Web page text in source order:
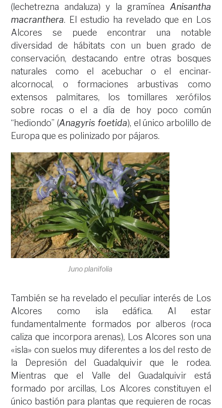
(lechetrezna andaluza) y la gramínea Anisantha
macranthera. El estudio ha revelado que en Los
Alcores se puede encontrar una notable
diversidad de hábitats con un buen grado de
conservación, destacando entre otras bosques
naturales como el acebuchar o el encinar-
alcornocal, o formaciones arbustivas como
extensos palmitares, los tomillares xerófilos
sobre rocas o el a día de hoy poco común
“hediondo” (Anagyris foetida), el único arbolillo de
Europa que es polinizado por pájaros.
Juno planifolia
También se ha revelado el peculiar interés de Los
Alcores como isla edáfica. Al estar
fundamentalmente formados por alberos (roca
caliza que incorpora arenas), Los Alcores son una
«isla» con suelos muy diferentes a los del resto de
la Depresión del Guadalquivir que le rodea.
Mientras que el Valle del Guadalquivir está
formado por arcillas, Los Alcores constituyen el
único bastión para plantas que requieren de rocas